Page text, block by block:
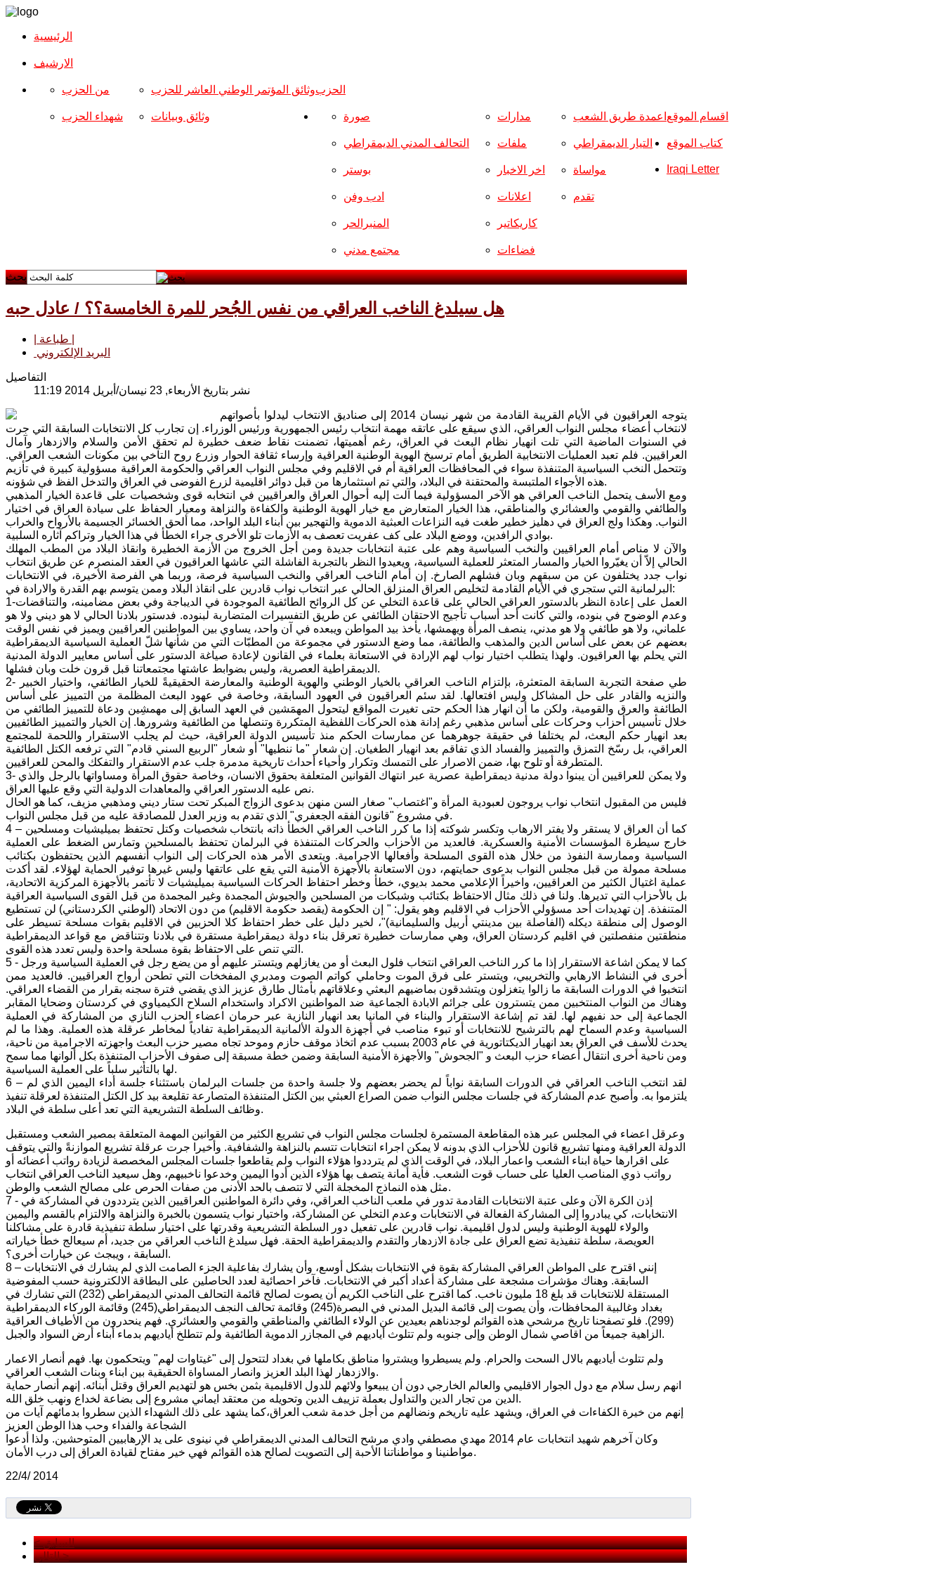
الرئيسية
الارشیف
الحزب من الحزب
شهداء الحزب
وثائق المؤتمر الوطني العاشر للحزب
وثائق وبيانات اقسام الموقع صورة
التحالف المدني الديمقراطي
بوستر
ادب وفن
المنبرالحر
مجتمع مدني
مدارات
ملفات
اخر الاخبار
اعلانات
كاريكاتير
فضاءات
اعمدة طريق الشعب
التيار الديمقراطي
مواساة
تقدم
كتاب الموقع
Iraqi Letter
بحث
هل سيلدغ الناخب العراقي من نفس الجُحر للمرة الخامسة؟؟ / عادل حبه
البريد الإلكتروني
التفاصيل
نشر بتاريخ الأربعاء, 23 نيسان/أبريل 2014 11:19
يتوجه العراقيون في الأيام القريبة القادمة من شهر نيسان 2014 إلى صناديق الانتخاب ليدلوا بأصواتهم
لانتخاب أعضاء مجلس النواب العراقي، الذي سيقع على عاتقه مهمة انتخاب رئيس الجمهورية ورئيس الوزراء. إن تجارب كل الانتخابات السابقة التي جرت
في السنوات الماضية التي تلت انهيار نظام البعث في العراق، رغم أهميتها، تضمنت نقاط ضعف خطيرة لم تحقق الأمن والسلام والازدهار وآمال
العراقيين. فلم تعبد العمليات الانتخابية الطريق أمام ترسيخ الهوية الوطنية العراقية وإرساء ثقافة الحوار وزرع روح التآخي بين مكونات الشعب العراقي.
وتتحمل النخب السياسية المتنفذة سواء في المحافظات العراقية أم في الاقليم وفي مجلس النواب العراقي والحكومة العراقية مسؤولية كبيرة في تأزيم
هذه الأجواء الملتبسة والمحتقنة في البلاد، والتي تم استثمارها من قبل دوائر اقليمية لزرع الفوضى في العراق والتدخل الفظ في شؤونه.
ومع الأسف يتحمل الناخب العراقي هو الآخر المسؤولية فيما آلت إليه أحوال العراق والعراقيين في انتخابه قوى وشخصيات على قاعدة الخيار المذهبي
والطائفي والقومي والعشائري والمناطقي، هذا الخيار المتعارض مع خيار الهوية الوطنية والكفاءة والنزاهة ومعيار الحفاظ على سيادة العراق في اختيار
النواب. وهكذا ولج العراق في دهليز خطير طغت فيه النزاعات العبثية الدموية والتهجير بين أبناء البلد الواحد، مما ألحق الخسائر الجسيمة بالأرواح والخراب
بوادي الرافدين، ووضع البلاد على كف عفريت تعصف به الأزمات تلو الأخرى جراء الخطأ في هذا الخيار وتراكم آثاره السلبية.
والآن لا مناص أمام العراقيين والنخب السياسية وهم على عتبة انتخابات جديدة ومن أجل الخروج من الأزمة الخطيرة وانقاذ البلاد من المطب المهلك
الحالي إلاّ أن يغيّروا الخيار والمسار المتعثر للعملية السياسية، ويعيدوا النظر بالتجربة الفاشلة التي عاشها العراقيون في العقد المنصرم عن طريق انتخاب
نواب جدد يختلفون عن من سبقهم وبان فشلهم الصارخ. إن أمام الناخب العراقي والنخب السياسية فرصة، وربما هي الفرصة الأخيرة، في الانتخابات
البرلمانية التي ستجري في الأيام القادمة لتخليص العراق المنزلق الحالي عبر انتخاب نواب قادرين على انقاذ البلاد وممن يتوسم بهم القدرة والارادة في:
1-العمل على إعادة النظر بالدستور العراقي الحالي على قاعدة التخلي عن كل الروائح الطائفية الموجودة في الديباجة وفي بعض مضامينه، والتناقضات
وعدم الوضوح في بنوده، والتي كانت أحد أسباب تأجيج الاحتقان الطائفي عن طريق التفسيرات المتضاربة لبنوده. فدستور بلادنا الحالي لا هو ديني ولا هو
علماني، ولا هو طائفي ولا هو مدني، ينصف المرأة ويهمشها، يأخذ بيد المواطن ويبعده في آن واحد، يساوي بين المواطنين العراقيين ويميز في نفس الوقت
بعضهم عن بعض على أساس الدين والمذهب والطائفة، مما وضع الدستور في مجموعة من المطبّات التي من شأنها شلّ العملية السياسية الديمقراطية
التي يحلم بها العراقيون. ولهذا يتطلب اختيار نواب لهم الإرادة في الاستعانة بعلماء في القانون لإعادة صياغة الدستور على أساس معايير الدولة المدنية
الديمقراطية العصرية، وليس بضوابط عاشتها مجتمعاتنا قبل قرون خلت وبان فشلها.
2- طي صفحة التجربة السابقة المتعثرة، بإلتزام الناخب العراقي بالخيار الوطني والهوية الوطنية والمعارضة الحقيقيةً للخيار الطائفي، واختيار الخبير
والنزيه والقادر على حل المشاكل وليس افتعالها. لقد سئم العراقيون في العهود السابقة، وخاصة في عهود البعث المظلمة من التمييز على أساس
الطائفة والعرق والقومية، ولكن ما أن انهار هذا الحكم حتى تغيرت المواقع ليتحول المهمَشين في العهد السابق إلى مهمشِين ودعاة للتمييز الطائفي من
خلال تأسيس أحزاب وحركات على أساس مذهبي رغم إدانة هذه الحركات اللفظية المتكررة وتنصلها من الطائفية وشرورها. إن الخيار والتمييز الطائفيين
بعد انهيار حكم البعث، لم يختلفا في حقيقة جوهرهما عن ممارسات الحكم منذ تأسيس الدولة العراقية، حيث لم يجلب الاستقرار واللحمة للمجتمع
العراقي، بل رسّخ التمزق والتمييز والفساد الذي تفاقم بعد انهيار الطغيان. إن شعار "ما ننطيها" أو شعار "الربيع السني قادم" التي ترفعه الكتل الطائفية
المتطرفة أو تلوح بها، ضمن الاصرار على التمسك وتكرار وأحياء أحداث تاريخية مدمرة جلب عدم الاستقرار والتفكك والمحن للعراقيين.
3- ولا يمكن للعراقيين أن يبنوا دولة مدنية ديمقراطية عصرية عبر انتهاك القوانين المتعلفة بحقوق الانسان، وخاصة حقوق المرأة ومساواتها بالرجل والذي
نص عليه الدستور العراقي والمعاهدات الدولية التي وقع عليها العراق.
فليس من المقبول انتخاب نواب يروجون لعبودية المرأة و"اغتصاب" صغار السن منهن بدعوى الزواج المبكر تحت ستار ديني ومذهبي مزيف، كما هو الحال
في مشروع "قانون الفقه الجعفري" الذي تقدم به وزير العدل للمصادقة عليه من قبل مجلس النواب.
4 – كما أن العراق لا يستقر ولا يفتر الارهاب وتكسر شوكته إذا ما كرر الناخب العراقي الخطأ ذاته بانتخاب شخصيات وكتل تحتفظ بميليشيات ومسلحين
خارج سيطرة المؤسسات الأمنية والعسكرية. فالعديد من الأحزاب والحركات المتنفذة في البرلمان تحتفظ بالمسلحين وتمارس الضغط على العملية
السياسية وممارسة النفوذ من خلال هذه القوى المسلحة وأفعالها الاجرامية. ويتعدى الأمر هذه الحركات إلى النواب أنفسهم الذين يحتفظون بكتائب
مسلحة ممولة من قبل مجلس النواب بدعوى حمايتهم، دون الاستعانة بالأجهزة الأمنية التي يقع على عاتقها وليس غيرها توفير الحماية لهؤلاء. لقد أكدت
عملية اغتيال الكثير من العراقيين، واخيراً الإعلامي محمد بديوي، خطأ وخطر احتفاظ الحركات السياسية بميليشيات لا تأتمر بالأجهزة المركزية الاتحادية،
بل بالأحزاب التي تديرها. ولنا في ذلك مثال الاحتفاظ بكتائب وشبكات من المسلحين والجيوش المجمدة وغير المجمدة من قبل القوى السياسية العراقية
المتنفذة. إن تهديدات أحد مسؤولي الأحزاب في الاقليم وهو يقول: " إن الحكومة (يقصد حكومة الاقليم) من دون الاتحاد (الوطني الكردستاني) لن تستطيع
الوصول إلى منطقة ديكله (الفاصلة بين مدينتي أربيل والسليمانية)"، لخير دليل على خطر احتفاظ كلا الحزبين في الاقليم بقوات مسلحة تسيطر على
منطقتين منفصلتين في اقليم كردستان العراق، وهي ممارسات خطيرة تعرقل بناء دولة ديمقراطية مستقرة في بلادنا وتتناقض مع قواعد الديمقراطية
التي تنص على الاحتفاظ بقوة مسلحة واحدة وليس تعدد هذه القوى.
5 - كما لا يمكن اشاعة الاستقرار إذا ما كرر الناخب العراقي انتخاب فلول البعث أو من يغازلهم ويتستر عليهم أو من يضع رجل في العملية السياسية ورجل
أخرى في النشاط الارهابي والتخريبي، ويتستر على فرق الموت وحاملي كواتم الصوت ومدبري المفخخات التي تطحن أرواح العراقيين. فالعديد ممن
انتخبوا في الدورات السابقة ما زالوا يتغزلون ويتشدقون بماضيهم البعثي وعلاقاتهم بأمثال طارق عزيز الذي يقضي فترة سجنه بقرار من القضاء العراقي.
وهناك من النواب المنتخبين ممن يتسترون على جرائم الابادة الجماعية ضد المواطنين الاكراد واستخدام السلاح الكيمياوي في كردستان وضحايا المقابر
الجماعية إلى حد نفيهم لها. لقد تم إشاعة الاستقرار والبناء في المانيا بعد انهيار النازية عبر حرمان اعضاء الحزب النازي من المشاركة في العملية
السياسية وعدم السماح لهم بالترشيح للانتخابات أو تبوء مناصب في أجهزة الدولة الألمانية الديمقراطية تفادياً لمخاطر عرقلة هذه العملية. وهذا ما لم
يحدث للأسف في العراق بعد انهيار الديكتاتورية في عام 2003 بسبب عدم اتخاذ موقف حازم وموحد تجاه مصير حزب البعث واجهزته الاجرامية من ناحية،
ومن ناحية أخرى انتقال أعضاء حزب البعث و "الجحوش" والأجهزة الأمنية السابقة وضمن خطة مسبقة إلى صفوف الأحزاب المتنفذة بكل ألوانها مما سمح
لها بالتأثير سلباً على العملية السياسية.
6 – لقد انتخب الناخب العراقي في الدورات السابقة نواباً لم يحضر بعضهم ولا جلسة واحدة من جلسات البرلمان باستثناء جلسة أداء اليمين الذي لم
يلتزموا به. وأصبح عدم المشاركة في جلسات مجلس النواب ضمن الصراع العبثي بين الكتل المتنفذة المتصارعة تقليعة بيد كل الكتل المتنفذة لعرقلة تنفيذ
وظائف السلطة التشريعية التي تعد أعلى سلطة في البلاد.
وعرقل اعضاء في المجلس عبر هذه المقاطعة المستمرة لجلسات مجلس النواب في تشريع الكثير من القوانين المهمة المتعلقة بمصير الشعب ومستقبل
الدولة العراقية ومنها تشريع قانون للأحزاب الذي بدونه لا يمكن اجراء انتخابات تتسم بالنزاهة والشفافية. وأخيرا جرت عرقلة تشريع الموازنةً والتي يتوقف
على اقرارها حياة ابناء الشعب واعمار البلاد، في الوقت الذي لم يترددوا هؤلاء النواب ولم يقاطعوا جلسات المجلس المخصصة لزيادة رواتب أعضائه أو
رواتب ذوي المناصب العليا على حساب قوت الشعب. فأية أمانة يتصف بها هؤلاء الذين أدوا اليمين وخدعوا ناخبيهم، وهل سيعيد الناخب العراقي انتخاب
مثل هذه النماذج المخجلة التي لا تتصف بالحد الأدنى من صفات الحرص على مصالح الشعب والوطن.
7 - إذن الكرة الآن وعلى عتبة الانتخابات القادمة تدور في ملعب الناخب العراقي، وفي دائرة المواطنين العراقيين الذين يترددون في المشاركة في
الانتخابات، كي يبادروا إلى المشاركة الفعالة في الانتخابات وعدم التخلي عن المشاركة، واختيار نواب يتسمون بالخبرة والنزاهة والالتزام بالقسم واليمين
والولاء للهوية الوطنية وليس لدول اقليمية. نواب قادرين على تفعيل دور السلطة التشريعية وقدرتها على اختيار سلطة تنفيذية قادرة على مشاكلنا
العويصة، سلطة تنفيذية تضع العراق على جادة الازدهار والتقدم والديمقراطية الحقة. فهل سيلدغ الناخب العراقي من جديد، أم سيعالج خطأ خياراته
السابقة ، ويبجث عن خيارات أخرى؟.
8 – إنني اقترح على المواطن العراقي المشاركة بقوة في الانتخابات بشكل أوسع، وأن يشارك بفاعلية الجزء الصامت الذي لم يشارك في الانتخابات
السابقة. وهناك مؤشرات مشجعة على مشاركة أعداد أكبر في الانتخابات. فآخر احصائية لعدد الحاصلين على البطاقة الالكترونية حسب المفوضية
المستقلة للانتخابات قد بلغ 18 مليون ناخب. كما اقترح على الناخب الكريم أن يصوت لصالح قائمة التحالف المدني الديمقراطي (232) التي تشارك في
بغداد وغالبية المحافظات، وأن يصوت إلى قائمة البديل المدني في البصرة(245) وقائمة تحالف النجف الديمقراطي(245) وقائمة الوركاء الديمقراطية
(299). فلو تصفحنا تاريخ مرشحي هذه القوائم لوجدناهم بعيدين عن الولاء الطائفي والمناطقي والقومي والعشائري. فهم ينحدرون من الأطياف العراقية
الزاهية جميعاً من اقاصي شمال الوطن وإلى جنوبه ولم تتلوث أياديهم في المجازر الدموية الطائفية ولم تتطلخ أياديهم بدماء أبناء أرض السواد والجبل.
ولم تتلوث أياديهم بالال السحت والحرام. ولم يسيطروا ويشتروا مناطق بكاملها في بغداد لتتحول إلى "غيتاوات لهم" ويتحكمون بها. فهم أنصار الاعمار
والازدهار لهذا البلد العزيز وانصار المساواة الحقيقية بين ابناء وبنات الشعب العراقي.
انهم رسل سلام مع دول الجوار الاقليمي والعالم الخارجي دون أن يبيعوا ولائهم للدول الاقليمية بثمن بخس هو لتهديم العراق وقتل أبنائه. إنهم أنصار حماية
الدين من تجار الدين والتداول بعملة تزييف الدين وتحويله من معتقد ايماني مشروع إلى بضاعة لخداع ونهب خلق الله.
إنهم من خيرة الكفاءات في العراق، ويشهد عليه تاريخم ونضالهم من أجل خدمة شعب العراق،كما يشهد على ذلك الشهداء الذين سطروا بدمائهم آيات من
الشجاعة والفداء وحب هذا الوطن العزيز
وكان آخرهم شهيد انتخابات عام 2014 مهدي مصطفي وادي مرشح التحالف المدني الديمقراطي في نينوى على يد الإرهابيين المتوحشين. ولذا أدعوا
مواطنينا و مواطناتنا الأحبة إلى التصويت لصالح هذه القوائم فهي خير مفتاح لقيادة العراق إلى درب الأمان.
22/4/ 2014
< السابق
التالي >